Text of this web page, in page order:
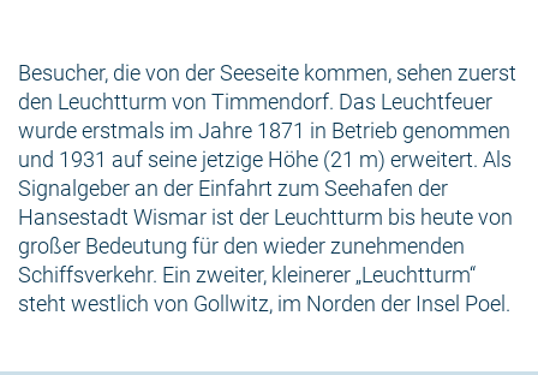
Besucher, die von der Seeseite kommen, sehen zuerst
den Leuchtturm von Timmendorf. Das Leuchtfeuer
wurde erstmals im Jahre 1871 in Betrieb genommen
und 1931 auf seine jetzige Höhe (21 m) erweitert. Als
Signalgeber an der Einfahrt zum Seehafen der
Hansestadt Wismar ist der Leuchtturm bis heute von
großer Bedeutung für den wieder zunehmenden
Schiffsverkehr. Ein zweiter, kleinerer „Leuchtturm“
steht westlich von Gollwitz, im Norden der Insel Poel.